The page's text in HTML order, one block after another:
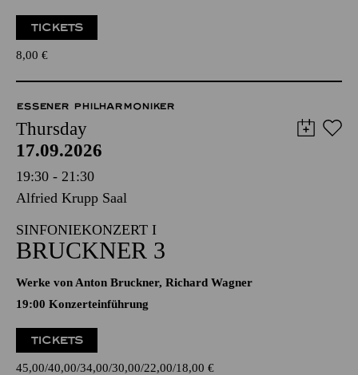
TICKETS
8,00 €
ESSENER PHILHARMONIKER
Thursday
17.09.2026
19:30 - 21:30
Alfried Krupp Saal
SINFONIEKONZERT I
BRUCKNER 3
Werke von Anton Bruckner, Richard Wagner
19:00 Konzerteinführung
TICKETS
45,00 40,00 34,00 30,00 22,00 18,00 €